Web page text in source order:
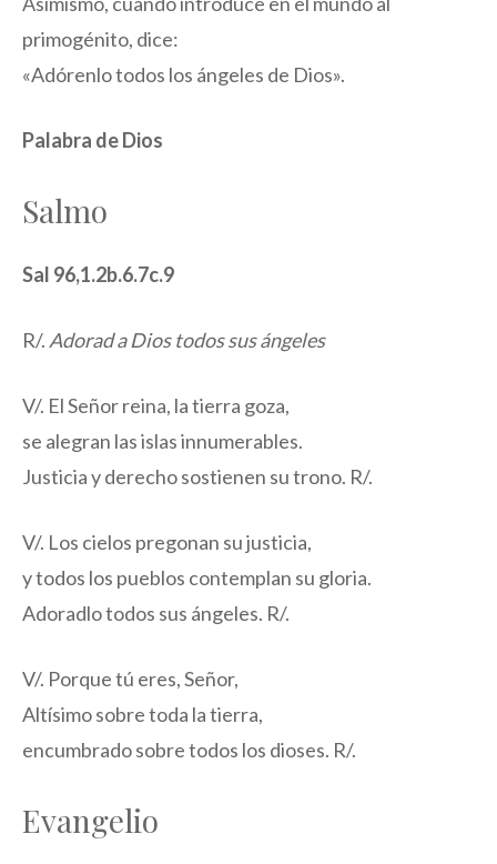
primogénito, dice:
«Adórenlo todos los ángeles de Dios».
Palabra de Dios
Salmo
Sal 96,1.2b.6.7c.9
R/. Adorad a Dios todos sus ángeles
V/. El Señor reina, la tierra goza,
se alegran las islas innumerables.
Justicia y derecho sostienen su trono. R/.
V/. Los cielos pregonan su justicia,
y todos los pueblos contemplan su gloria.
Adoradlo todos sus ángeles. R/.
V/. Porque tú eres, Señor,
Altísimo sobre toda la tierra,
encumbrado sobre todos los dioses. R/.
Evangelio